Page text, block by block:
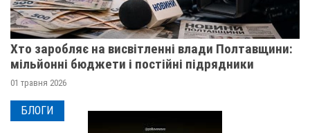
Хто заробляє на висвітленні влади Полтавщини:
мільйонні бюджети і постійні підрядники
01 травня 2026
БЛОГИ